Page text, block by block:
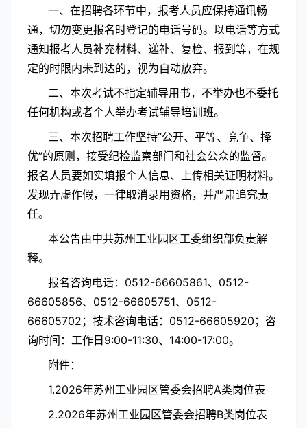
一、在招聘各环节中，报考人员应保持通讯畅
通，切勿变更报名时登记的电话号码。以电话等方式
通知报考人员补充材料、递补、复检、报到等，在规
定的时限内未到达的，视为自动放弃。
二、本次考试不指定辅导用书，不举办也不委托
任何机构或者个人举办考试辅导培训班。
三、本次招聘工作坚持“公开、平等、竞争、择
优”的原则，接受纪检监察部门和社会公众的监督。
报名人员要如实填报个人信息、上传相关证明材料。
发现弄虚作假，一律取消录用资格，并严肃追究责
任。
本公告由中共苏州工业园区工委组织部负责解
释。
报名咨询电话：0512-66605861、0512-
66605856、0512-66605751、0512-
66605702；技术咨询电话：0512-66605920；咨
询时间：工作日9:00-11:30、14:00-17:00。
附件：
1.2026年苏州工业园区管委会招聘A类岗位表
2.2026年苏州工业园区管委会招聘B类岗位表